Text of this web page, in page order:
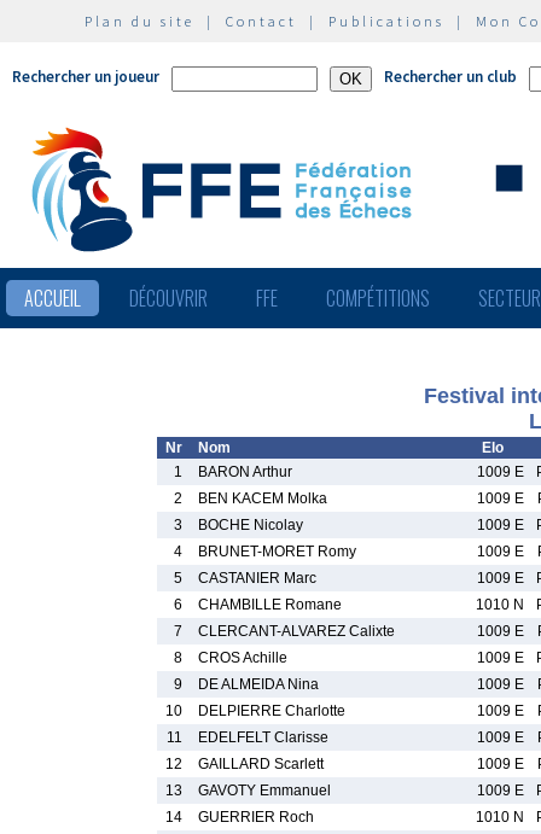
Plan du site | Contact | Publications | Mon
Rechercher un joueur Rechercher un club
ACCUEIL DÉCOUVRIR FFE COMPÉTITIONS
Festival
Nr Nom
Elo
1
BARON Arthur 1009 E
2
BEN KACEM Molka 1009 E
3
BOCHE Nicolay 1009 E
4
BRUNET-MORET Romy 1009 E
5
CASTANIER Marc 1009 E
6
CHAMBILLE Romane 1010 N
7
CLERCANT-ALVAREZ Calixte 1009 E
8
CROS Achille 1009 E
9
DE ALMEIDA Nina 1009 E
10
DELPIERRE Charlotte 1009 E
11
EDELFELT Clarisse 1009 E
12
GAILLARD Scarlett 1009 E
13
GAVOTY Emmanuel 1009 E
14
GUERRIER Roch 1010 N